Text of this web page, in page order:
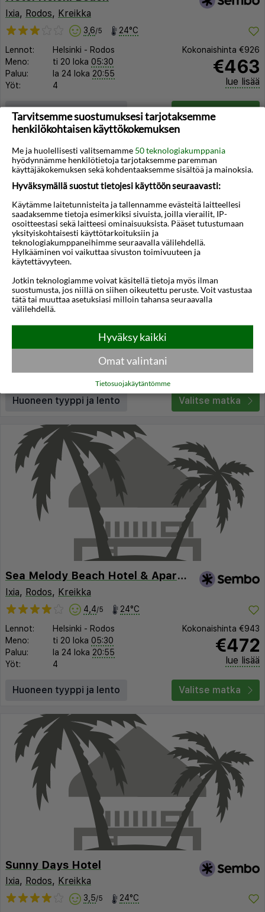
Ixia, Rodos, Kreikka
3,6/5 24°C
Lennot: Helsinki - Rodos
Meno:
ti 20 loka 05:30
Paluu:
la 24 loka 20:55
Yöt:
4
Kokonaishinta €926
€463
lue lisää
Huoneen tyyppi ja lento Valitse matka
Dionysos Hotel
Ixia,Rodos,Kreikka
Rodos
Meno:
ti 20 loka 05:30
20:55
Yöt:
4
€466
lue lisää
Huoneen tyyppi ja lento Valitse matka
Sea Melody Beach Hotel & Apartments
Ixia, Rodos, Kreikka
4,4/5 24°C
Lennot: Helsinki - Rodos
Meno:
ti 20 loka 05:30
Paluu:
la 24 loka 20:55
Yöt:
4
Kokonaishinta €943
€472
lue lisää
Huoneen tyyppi ja lento Valitse matka
Sunny Days Hotel
Ixia, Rodos, Kreikka
3,5/5 24°C
Tarvitsemme suostumuksesi tarjotaksemme
henkilökohtaisen käyttökokemuksen
Me ja huolellisesti valitsemamme 50 teknologiakumppania
hyödynnämme henkilötietoja tarjotaksemme paremman
käyttäjäkokemuksen sekä kohdentaaksemme sisältöä ja mainoksia.
Hyväksymällä suostut tietojesi käyttöön seuraavasti:
Käytämme laitetunnisteita ja tallennamme evästeitä laitteellesi
saadaksemme tietoja esimerkiksi sivuista, joilla vierailit, IP-
osoitteestasi sekä laitteesi ominaisuuksista. Pääset tutustumaan
yksityiskohtaisesti käyttötarkoituksiin ja
teknologiakumppaneihimme seuraavalla välilehdellä.
Hylkääminen voi vaikuttaa sivuston toimivuuteen ja
käytettävyyteen.
Jotkin teknologiamme voivat käsitellä tietoja myös ilman
suostumusta, jos niillä on siihen oikeutettu peruste. Voit vastustaa
tätä tai muuttaa asetuksiasi milloin tahansa seuraavalla
välilehdellä.
Hyväksy kaikki
Omat valintani
Tietosuojakäytäntömme